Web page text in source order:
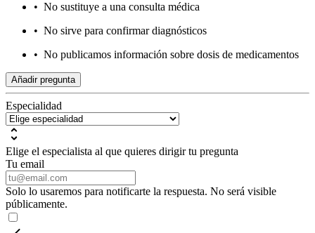
• No sustituye a una consulta médica
• No sirve para confirmar diagnósticos
• No publicamos información sobre dosis de medicamentos
Añadir pregunta
Especialidad
Elige el especialista al que quieres dirigir tu pregunta
Tu email
Solo lo usaremos para notificarte la respuesta. No será visible
públicamente.